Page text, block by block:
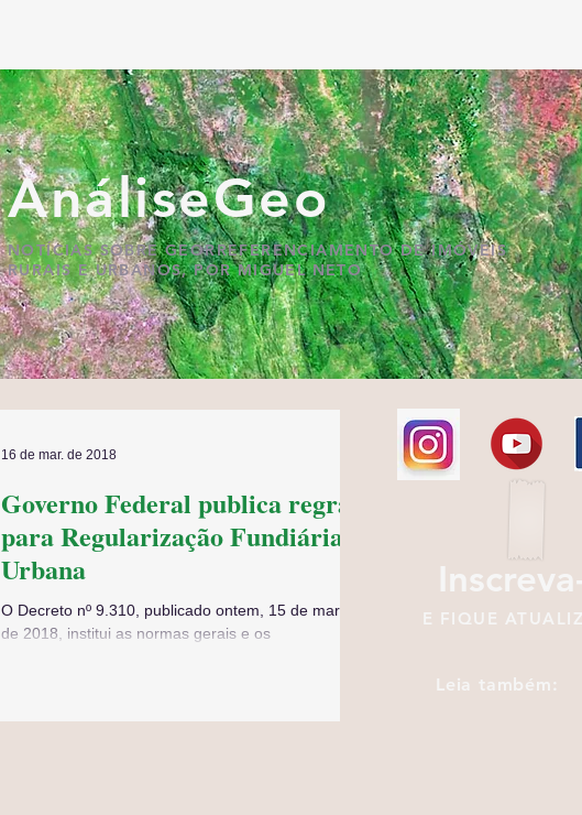
AnáliseGeo
NOTÍCIAS SOBRE GEORREFERENCIAMENTO DE IMÓVEIS
RURAIS E URBANOS, POR MIGUEL NETO
Governo Federal publica regras
para Regularização Fundiária
Urbana
O Decreto nº 9.310, publicado ontem, 15 de março
de 2018, institui as normas gerais e os
16 de mar. de 2018
E FIQUE
Leia também: